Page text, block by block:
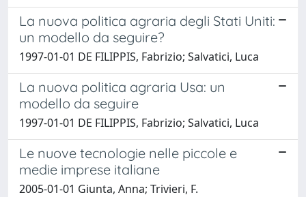
La nuova politica agraria degli Stati Uniti:
un modello da seguire?
1997-01-01 DE FILIPPIS, Fabrizio; Salvatici, Luca
La nuova politica agraria Usa: un
modello da seguire
1997-01-01 DE FILIPPIS, Fabrizio; Salvatici, Luca
Le nuove tecnologie nelle piccole e
medie imprese italiane
2005-01-01 Giunta, Anna; Trivieri, F.